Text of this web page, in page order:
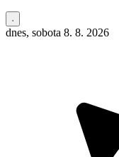
dnes, sobota 8. 8. 2026